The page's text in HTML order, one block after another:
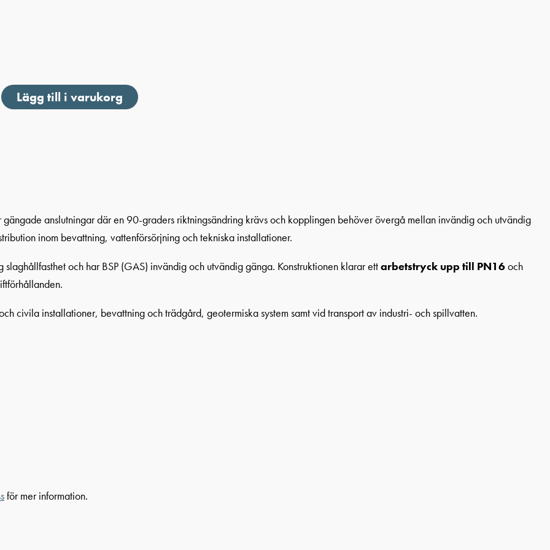
Lägg till i varukorg
anslutningar där en 90-graders riktningsändring krävs och kopplingen behöver övergå mellan invändig och utvändig
inom bevattning, vattenförsörjning och tekniska installationer.
och har BSP (GAS) invändig och utvändig gänga. Konstruktionen klarar ettarbetstryck upp till PN16och
civila installationer, bevattning och trädgård, geotermiska system samt vid transport av industri- och spillvatten.
för mer information.